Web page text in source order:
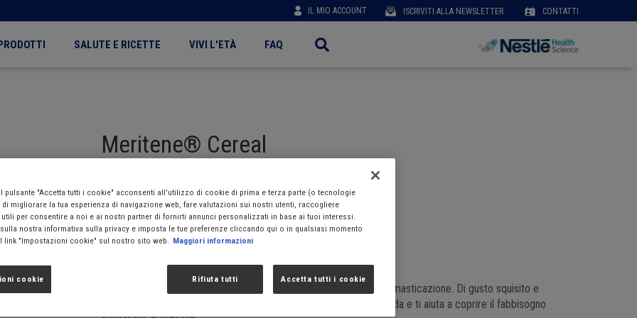
IL MIO ACCOUNT
User
account
ISCRIVITI ALLA NEWSLETTER CONTATTI
SALUTE E RICETTE VIVI L'ETÀ FAQ
Meritene® Cereal
Gusti disponibili
Pensato in particolare per adulti con problemi di deglutizione e/o masticazione. Di gusto squisito e
consistenza delicata, è perfetto per la prima colazione o la merenda e ti aiuta a coprire il fabbisogno
pulsante "Accetta tutti i cookie" acconsenti all'utilizzo di cookie di prima e terza parte (o tecnologie
migliorare la tua esperienza di navigazione web, fare valutazioni sui nostri utenti, raccogliere
per consentire a noi e ai nostri partner di fornirti annunci personalizzati in base ai tuoi interessi.
nostra informativa sulla privacy e imposta le tue preferenze cliccando qui o in qualsiasi momento
link "Impostazioni cookie" sul nostro sito web.
Maggiori informazioni
cookie Rifiuta tutti Accetta tutti i cookie